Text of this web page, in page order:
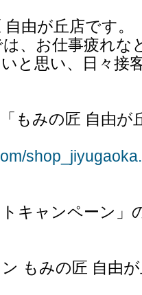
由が丘店です。
、お仕事疲れな
と思い、日々接
もみの匠 自由が
キャンペーン」
もみの匠 自由